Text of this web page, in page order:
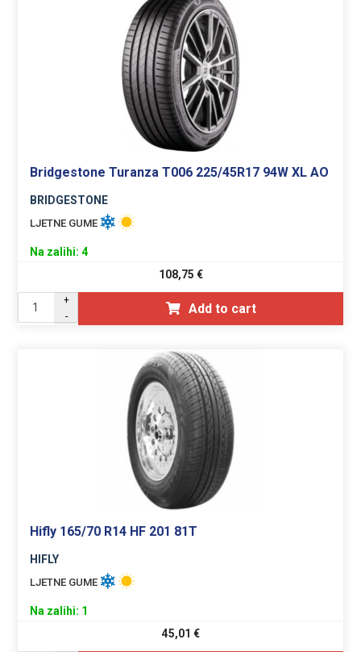
Bridgestone Turanza T006 225/45R17 94W XL AO
BRIDGESTONE
LJETNE GUME
Na zalihi: 4
108,75 €
+
-
Add to cart
Hifly 165/70 R14 HF 201 81T
HIFLY
LJETNE GUME
Na zalihi: 1
45,01 €